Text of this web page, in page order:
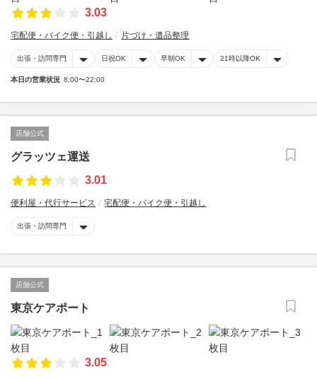
3.03
宅配便・バイク便・引越し 片づけ・遺品整理
出張・訪問専門 日祝OK 早朝OK 21時以降OK
本日の営業状況 8:00〜22:00
店舗公式
グラッツェ運送
3.01
便利屋・代行サービス 宅配便・バイク便・引越し
出張・訪問専門
店舗公式
東京ケアポート
3.05